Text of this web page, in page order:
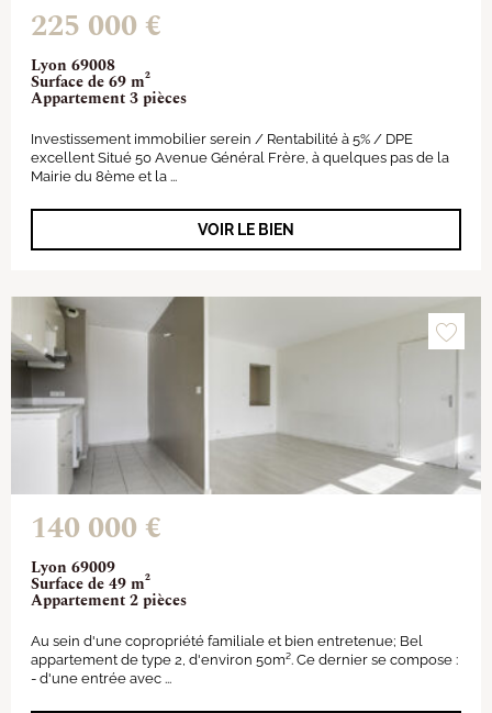
Lyon 69008
Surface de 69 m²
Appartement 3 pièces
225 000 €
Investissement immobilier serein / Rentabilité à 5% / DPE
excellent Situé 50 Avenue Général Frère, à quelques pas de la
Mairie du 8ème et la ...
VOIR LE BIEN
Lyon 69009
Surface de 49 m²
Appartement 2 pièces
140 000 €
Au sein d'une copropriété familiale et bien entretenue; Bel
appartement de type 2, d'environ 50m². Ce dernier se compose :
- d'une entrée avec ...